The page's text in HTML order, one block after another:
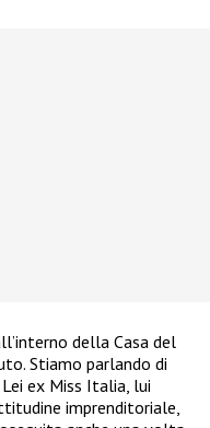
della Casa del
Stiamo parlando di
Lei ex Miss Italia, lui
imprenditoriale,